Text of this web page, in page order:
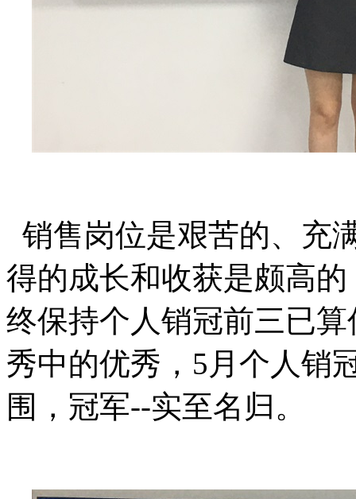
销售岗位是艰苦的、充
得的成长和收获是颇高
终保持个人销冠前三已
秀中的优秀， 5月个人销
围，冠军--实至名归。